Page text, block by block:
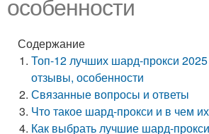
особенности
Содержание
Топ-12 лучших шард-прокси 2025
отзывы, особенности
Связанные вопросы и ответы
Что такое шард-прокси и в чем
Как выбрать лучшие шард-